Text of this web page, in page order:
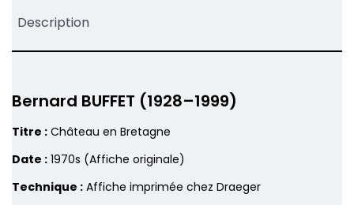
Description
Bernard BUFFET (1928–1999)
Titre : Château en Bretagne
Date : 1970s (Affiche originale)
Technique : Affiche imprimée chez Draeger